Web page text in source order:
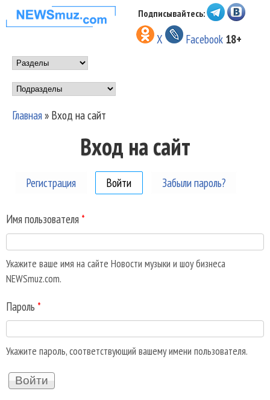
Перейти к основному
содержанию
НОВОСТИ
МУЗЫКИ И
ШОУ БИЗНЕСА
NEWSMUZ.COM
Подписывайтесь:
X Facebook 18+
Main menu
Подразделы
Вы здесь
Главная» Вход на сайт
Вход на сайт
Регистрация Войти (активная вкладка)
Забыли пароль?
Имя пользователя *
Укажите ваше имя на сайте Новости музыки и шоу бизнеса
NEWSmuz.com.
Пароль *
Укажите пароль, соответствующий вашему имени пользователя.